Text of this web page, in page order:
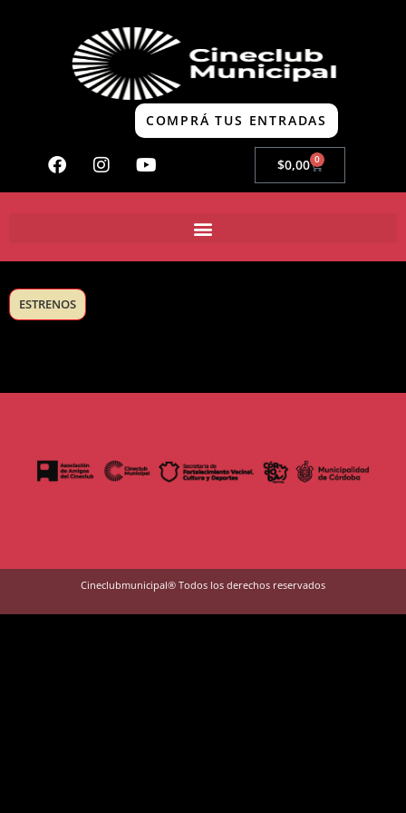
COMPRÁ TUS ENTRADAS
$0,00 0
ESTRENOS
Cineclubmunicipal® Todos los derechos reservados